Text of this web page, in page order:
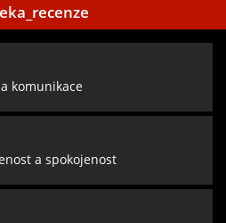
komunikace
a spokojenost